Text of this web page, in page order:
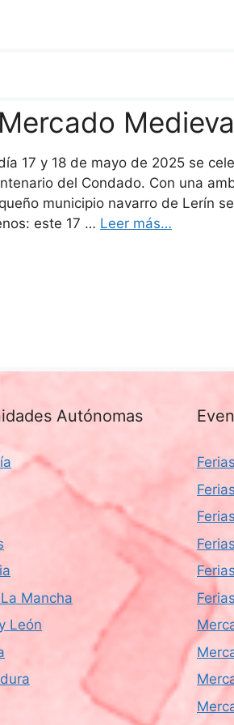
17 y 18 de mayo de 2025 se
del Condado. Con una
municipio navarro de Lerín
este 17 … Leer más…
Autónomas
Mancha
León